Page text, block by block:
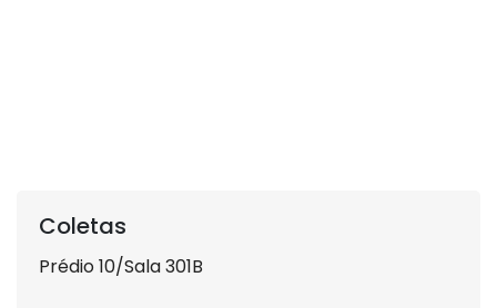
Coletas
Prédio 10/Sala 301B